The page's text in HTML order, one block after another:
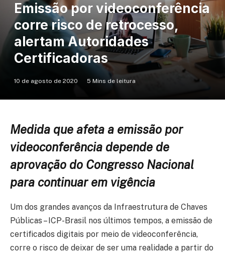
Emissão por videoconferência
corre risco de retrocesso,
alertam Autoridades
Certificadoras
10 de agosto de 2020 5 Mins de leitura
Medida que afeta a emissão por
videoconferência depende de
aprovação do Congresso Nacional
para continuar em vigência
Um dos grandes avanços da Infraestrutura de Chaves
Públicas – ICP-Brasil nos últimos tempos, a emissão de
certificados digitais por meio de videoconferência,
corre o risco de deixar de ser uma realidade a partir do